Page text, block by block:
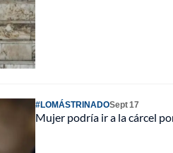
#LOMÁSTRINADOSept 17
Mujer podría ir a la cárcel